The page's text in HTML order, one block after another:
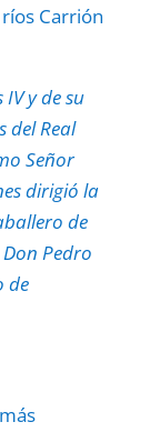
Carrión
y de su
del Real
Señor
dirigió la
de
Pedro
de